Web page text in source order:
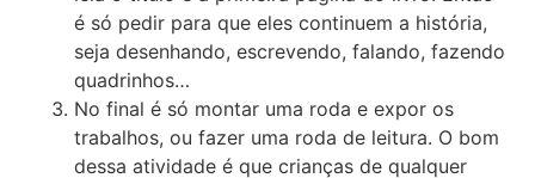
é só pedir para que eles continuem a história,
seja desenhando, escrevendo, falando, fazendo
quadrinhos…
No final é só montar uma roda e expor os
trabalhos, ou fazer uma roda de leitura. O bom
dessa atividade é que crianças de qualquer